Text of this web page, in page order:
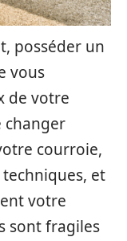
posséder un
vous
de votre
changer
courroie,
et
votre
sont fragiles